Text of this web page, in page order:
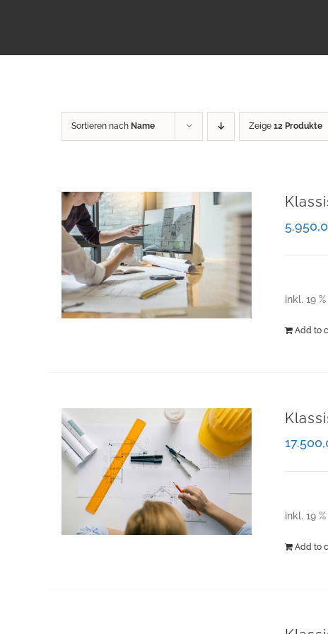
Sortieren nach Name Zeige 12 Produkte
inkl. 19
Add to
inkl. 19
Add to